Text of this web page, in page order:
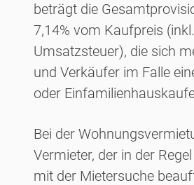
beträgt die
7,14% vom Kaufpreis
Umsatzsteuer), die sich
und Verkäufer im Falle
oder
Bei der
Vermieter, der in der
mit der Mietersuche